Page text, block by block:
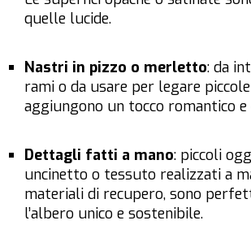
quelle lucide.
Nastri in pizzo o merletto: da
rami o da usare per legare
aggiungono un tocco romantico e
Dettagli fatti a mano: piccoli
uncinetto o tessuto realizzati a
materiali di recupero, sono
l’albero unico e sostenibile.